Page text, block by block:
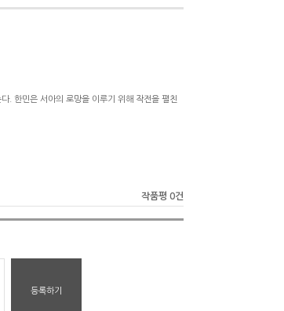
. 한민은 서아의 로망을 이루기 위해 작전을 펼친
작품평 0건
등록하기